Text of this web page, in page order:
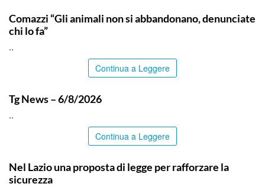
Comazzi “Gli animali non si abbandonano, denunciate
chi lo fa”
..
Continua a Leggere
Tg News – 6/8/2026
..
Continua a Leggere
Nel Lazio una proposta di legge per rafforzare la
sicurezza